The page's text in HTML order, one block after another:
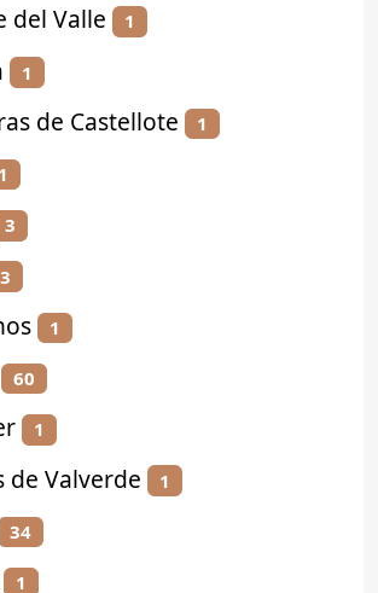
del Valle 1
1
de Castellote 1
1
3
1
60
1
de Valverde 1
34
1